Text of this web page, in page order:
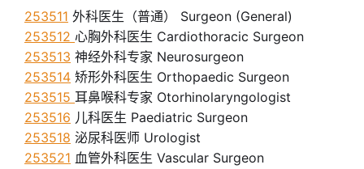
253511 外科医生（普通） Surgeon (General)
253512 心胸外科医生 Cardiothoracic Surgeon
253513 神经外科专家 Neurosurgeon
253514 矫形外科医生 Orthopaedic Surgeon
253515 耳鼻喉科专家 Otorhinolaryngologist
253516 儿科医生 Paediatric Surgeon
253518 泌尿科医师 Urologist
253521 血管外科医生 Vascular Surgeon